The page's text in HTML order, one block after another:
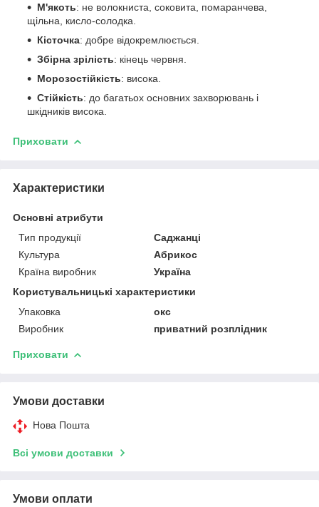
М'якоть: не волокниста, соковита, помаранчева,
щільна, кисло-солодка.
Кісточка: добре відокремлюється.
Збірна зрілість: кінець червня.
Морозостійкість: висока.
Стійкість: до багатьох основних захворювань і
шкідників висока.
Приховати
Характеристики
Основні атрибути
Тип продукції
Саджанці
Культура
Абрикос
Країна виробник
Україна
Користувальницькі характеристики
Упаковка
окс
Виробник
приватний розплідник
Приховати
Умови доставки
Нова Пошта
Всі умови доставки
Умови оплати